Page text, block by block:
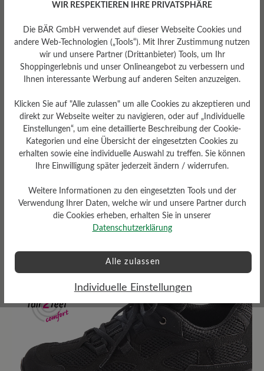
Sohlentyp
Endurance-Sohle aus PU-
Gummi
Bewertungen lesen
22 von 22 Bewertungen
Durchschnittliche Bewertung
4.27 von 5 Sternen
68%
WIR RESPEKTIEREN IHRE PRIVATSPHÄRE
Die BÄR GmbH verwendet auf dieser Webseite Cookies und
andere Web-Technologien („Tools“). Mit Ihrer Zustimmung nutzen
wir und unsere Partner (Drittanbieter) Tools, um Ihr
Shoppingerlebnis und unser Onlineangebot zu verbessern und
Ihnen interessante Werbung auf anderen Seiten anzuzeigen.
Klicken Sie auf "Alle zulassen" um alle Cookies zu akzeptieren und
direkt zur Webseite weiter zu navigieren, oder auf „Individuelle
Einstellungen“, um eine detaillierte Beschreibung der Cookie-
Kategorien und eine Übersicht der eingesetzten Cookies zu
erhalten sowie eine individuelle Auswahl zu treffen. Sie können
Ihre Einwilligung später jederzeit ändern / widerrufen.
Weitere Informationen zu den eingesetzten Tools und der
Verwendung Ihrer Daten, welche wir und unsere Partner durch
die Cookies erheben, erhalten Sie in unserer
Datenschutzerklärung
Alle zulassen
Individuelle Einstellungen